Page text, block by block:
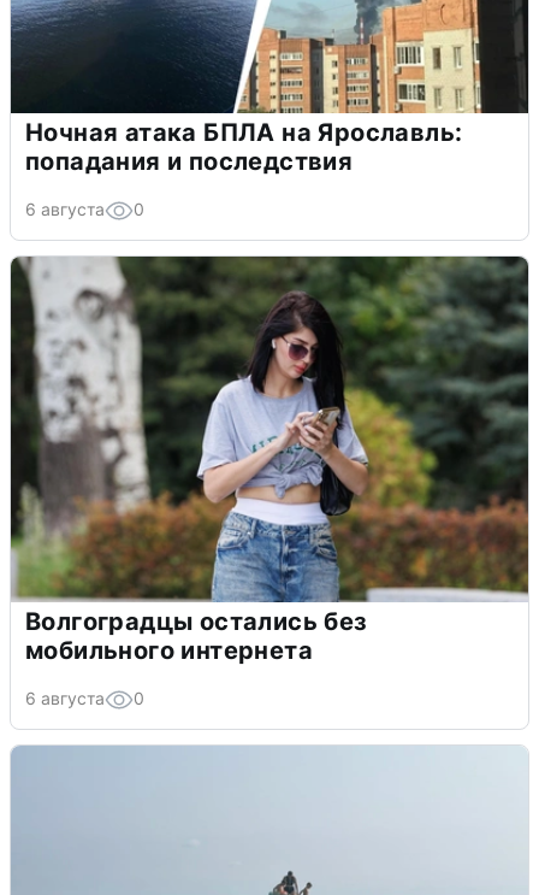
Ночная атака БПЛА на Ярославль:
попадания и последствия
6 августа 0
Волгоградцы остались без
мобильного интернета
6 августа 0